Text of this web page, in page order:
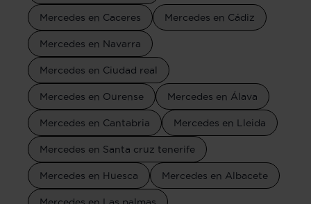
Mercedes en Caceres Mercedes en Cádiz
Mercedes en Navarra
Mercedes en Ciudad real
Mercedes en Ourense Mercedes en Álava
Mercedes en Cantabria Mercedes en Lleida
Mercedes en Santa cruz tenerife
Mercedes en Huesca Mercedes en Albacete
Mercedes en Las palmas